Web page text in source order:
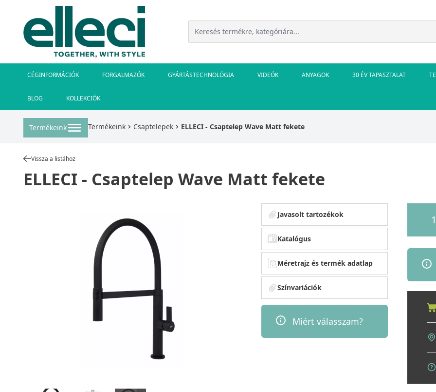
CÉGINFORMÁCIÓK FORGALMAZÓK GYÁRTÁSTECHNOLÓGIA VIDEÓK ANYAGOK 30 ÉV TAPASZTALAT
BLOG KOLLEKCIÓK
Termékeink Termékeink Csaptelepek ELLECI - Csaptelep Wave Matt fekete
Vissza a listához
ELLECI - Csaptelep Wave Matt fekete
Javasolt tartozékok
Katalógus
Méretrajz és termék adatlap
Színvariációk
Miért válasszam?